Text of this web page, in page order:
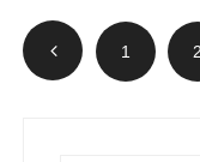
Pagination
des
1 2